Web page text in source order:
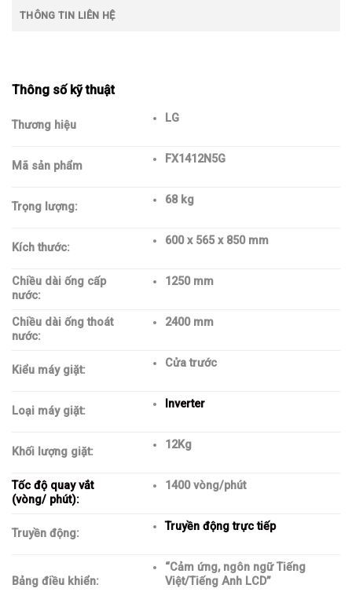
THÔNG TIN LIÊN HỆ
Thông số kỹ thuật
Thương hiệu
LG
Mã sản phẩm
FX1412N5G
Trọng lượng:
68 kg
Kích thước:
600 x 565 x 850 mm
Chiều dài ống cấp
nước:
1250 mm
Chiều dài ống thoát
nước:
2400 mm
Kiểu máy giặt:
Cửa trước
Loại máy giặt:
Inverter
Khối lượng giặt:
12Kg
Tốc độ quay vắt
(vòng/ phút):
1400 vòng/phút
Truyền động:
Truyền động trực tiếp
Bảng điều khiển:
“Cảm ứng, ngôn ngữ Tiếng
Việt/Tiếng Anh LCD”